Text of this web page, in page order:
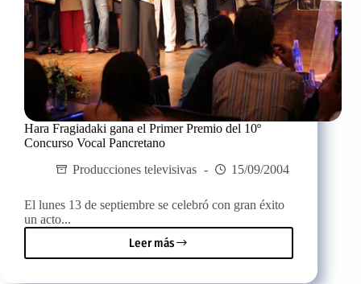
Hara Fragiadaki gana el Primer Premio del 10º
Concurso Vocal Pancretano
Producciones televisivas
15/09/2004
El lunes 13 de septiembre se celebró con gran éxito
un acto...
Leer más
Hara
Fragiadaki